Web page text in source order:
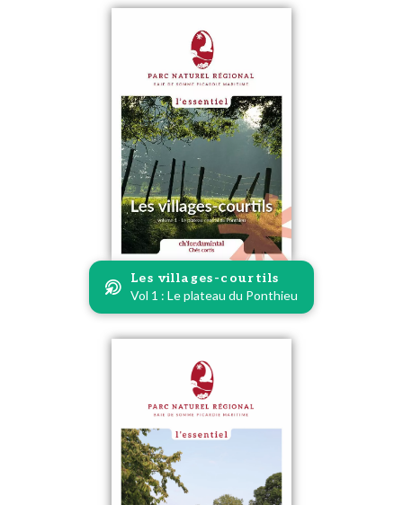
Les villages-courtils
Vol 1 : Le plateau du Ponthieu